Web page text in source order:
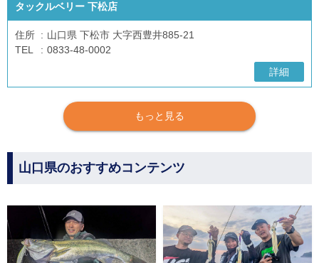
タックルベリー 下松店
住所
山口県 下松市 大字西豊井885-21
TEL
0833-48-0002
詳細
もっと見る
山口県のおすすめコンテンツ